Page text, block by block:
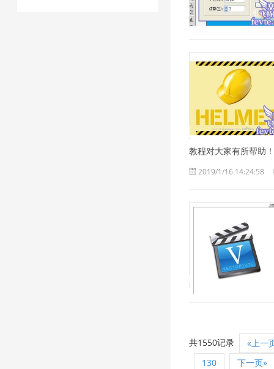
今天给大家带来的是
教程对大家有所帮助
2019/1/16 14:24:58
共1550记录
«上一
130
下一页»